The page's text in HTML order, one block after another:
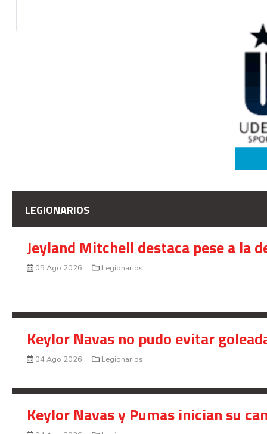
LEGIONARIOS
Jeyland Mitchell destaca pese a la
05 Ago 2026 Legionarios
Keylor Navas no pudo evitar
04 Ago 2026 Legionarios
Keylor Navas y Pumas inician su